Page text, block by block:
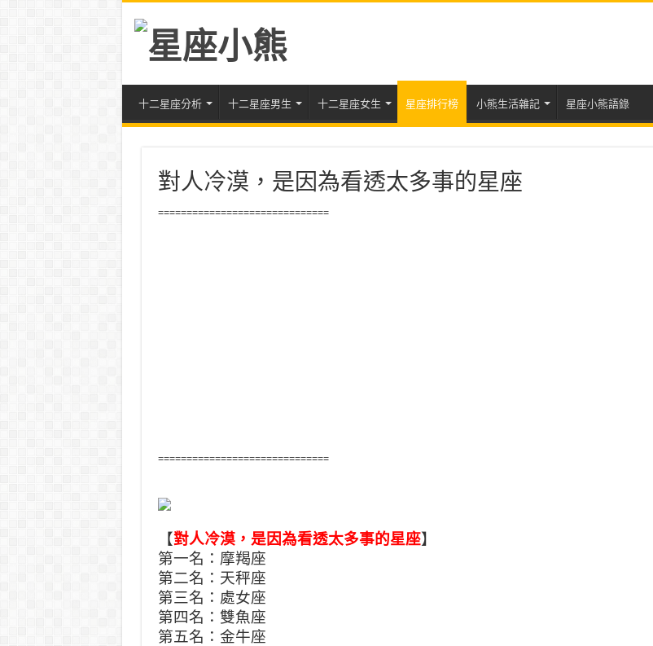
十二星座分析 十二星座男生 十二星座女生 星座排行榜 小熊生活雜記 星座小熊語錄
對人冷漠，是因為看透太多事的星座
==============================
==============================
【對人冷漠，是因為看透太多事的星座】
第一名：摩羯座
第二名：天秤座
第三名：處女座
第四名：雙魚座
第五名：金牛座